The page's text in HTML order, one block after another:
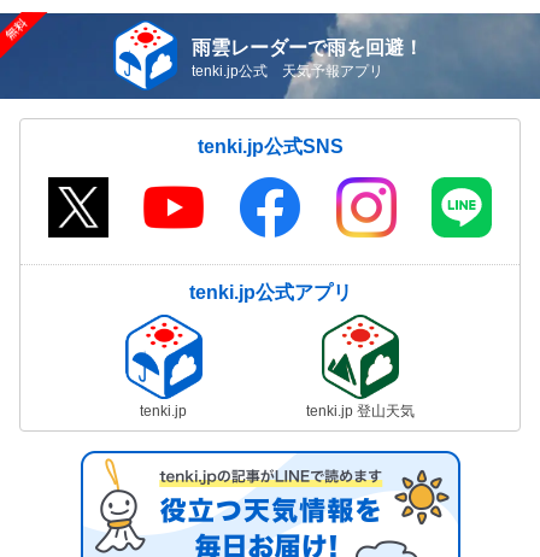
雨雲レーダーで雨を回避！
tenki.jp公式 天気予報アプリ
tenki.jp公式SNS
tenki.jp公式アプリ
tenki.jp tenki.jp 登山天気